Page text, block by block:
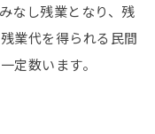
なし残業となり、残
業代を得られる民間
定数います。